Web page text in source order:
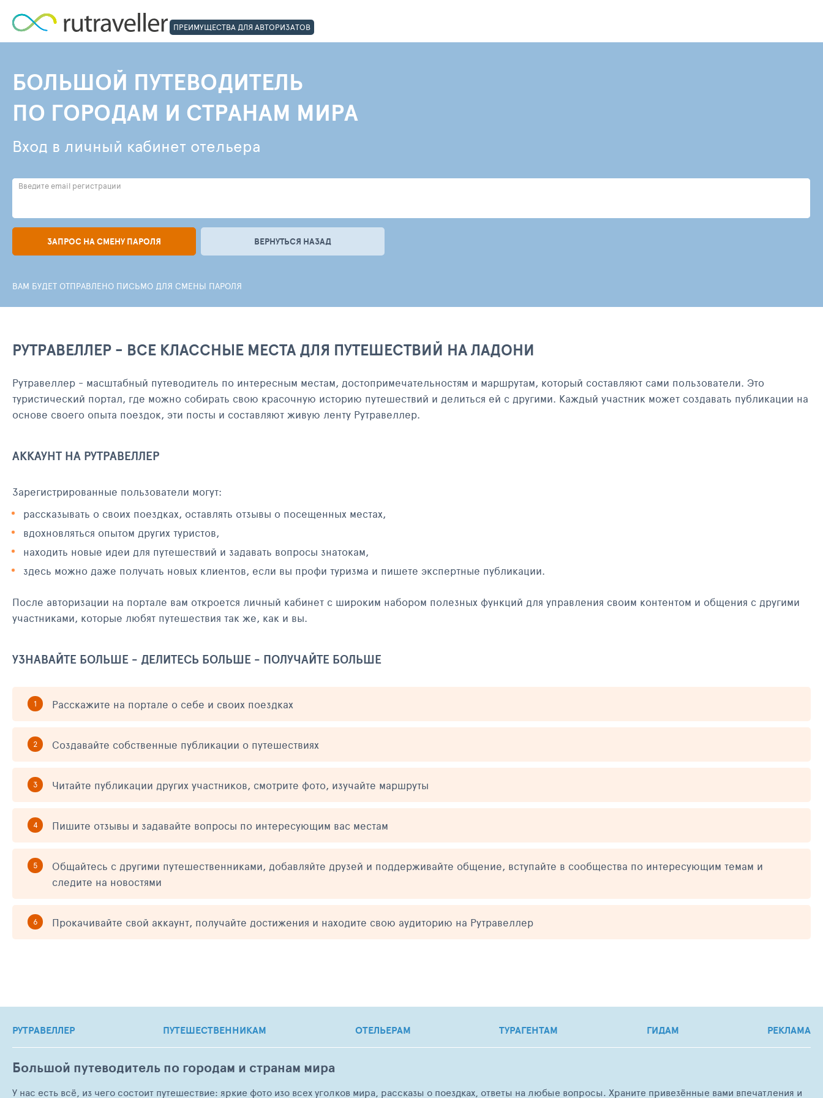
ПРЕИМУЩЕСТВА ДЛЯ АВТОРИЗАТОВ
БОЛЬШОЙ ПУТЕВОДИТЕЛЬ
ПО ГОРОДАМ И СТРАНАМ МИРА
Вход в личный кабинет отельера
Введите email регистрации
ЗАПРОС НА СМЕНУ ПАРОЛЯ ВЕРНУТЬСЯ НАЗАД
ВАМ БУДЕТ ОТПРАВЛЕНО ПИСЬМО ДЛЯ СМЕНЫ ПАРОЛЯ
РУТРАВЕЛЛЕР - ВСЕ КЛАССНЫЕ МЕСТА ДЛЯ ПУТЕШЕСТВИЙ НА ЛАДОНИ
Рутравеллер - масштабный путеводитель по интересным местам, достопримечательностям и маршрутам, который составляют сами пользователи. Это
туристический портал, где можно собирать свою красочную историю путешествий и делиться ей с другими. Каждый участник может создавать публикации на
основе своего опыта поездок, эти посты и составляют живую ленту Рутравеллер.
АККАУНТ НА РУТРАВЕЛЛЕР
Зарегистрированные пользователи могут:
рассказывать о своих поездках, оставлять отзывы о посещенных местах,
вдохновляться опытом других туристов,
находить новые идеи для путешествий и задавать вопросы знатокам,
здесь можно даже получать новых клиентов, если вы профи туризма и пишете экспертные публикации.
После авторизации на портале вам откроется личный кабинет с широким набором полезных функций для управления своим контентом и общения с другими
участниками, которые любят путешествия так же, как и вы.
УЗНАВАЙТЕ БОЛЬШЕ - ДЕЛИТЕСЬ БОЛЬШЕ - ПОЛУЧАЙТЕ БОЛЬШЕ
Расскажите на портале о себе и своих поездках
Создавайте собственные публикации о путешествиях
Читайте публикации других участников, смотрите фото, изучайте маршруты
Пишите отзывы и задавайте вопросы по интересующим вас местам
Общайтесь с другими путешественниками, добавляйте друзей и поддерживайте общение, вступайте в сообщества по интересующим темам и
следите на новостями
Прокачивайте свой аккаунт, получайте достижения и находите свою аудиторию на Рутравеллер
РУТРАВЕЛЛЕР ПУТЕШЕСТВЕННИКАМ ОТЕЛЬЕРАМ ТУРАГЕНТАМ ГИДАМ РЕКЛАМА
Большой путеводитель по городам и странам мира
У нас есть всё, из чего состоит путешествие: яркие фото изо всех уголков мира, рассказы о поездках, ответы на любые вопросы. Храните привезённые вами впечатления и